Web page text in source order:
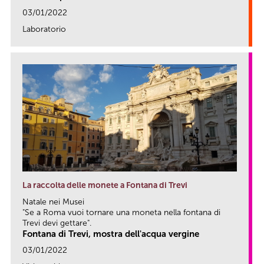
03/01/2022
Laboratorio
La raccolta delle monete a Fontana di Trevi
Natale nei Musei
"Se a Roma vuoi tornare una moneta nella fontana di
Trevi devi gettare".
Fontana di Trevi, mostra dell'acqua vergine
03/01/2022